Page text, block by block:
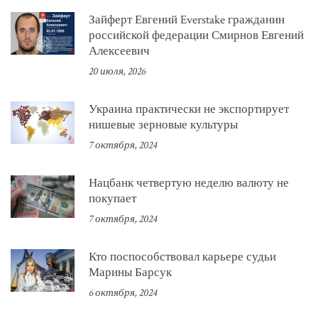
Зайферт Евгений Everstake гражданин
российской федерации Смирнов Евгений
Алексеевич
20 июля, 2026
Украина практически не экспортирует
нишевые зерновые культуры
7 октября, 2024
Нацбанк четвертую неделю валюту не
покупает
7 октября, 2024
Кто поспособствовал карьере судьи
Марины Барсук
6 октября, 2024